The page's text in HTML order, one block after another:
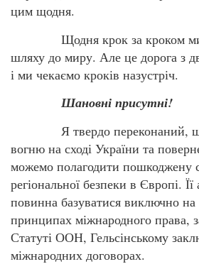
цим щодня.
Щодня крок за кроком ми
шляху до миру. Але це дорога з
і ми чекаємо кроків назустріч.
Шановні присутні!
Я твердо переконаний, що
вогню на сході України та
можемо полагодити пошкоджену
регіональної безпеки в Європі. Її
повинна базуватися виключно на
принципах міжнародного права,
Статуті ООН, Гельсінському
міжнародних договорах.